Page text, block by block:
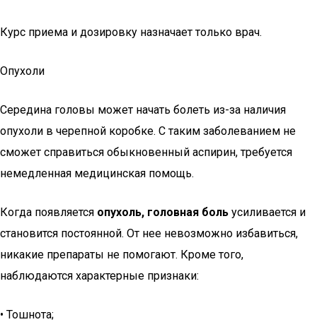
Курс приема и дозировку назначает только врач.
Опухоли
Середина головы может начать болеть из-за наличия
опухоли в черепной коробке. С таким заболеванием не
сможет справиться обыкновенный аспирин, требуется
немедленная медицинская помощь.
Когда появляется опухоль, головная боль усиливается и
становится постоянной. От нее невозможно избавиться,
никакие препараты не помогают. Кроме того,
наблюдаются характерные признаки:
• Тошнота;